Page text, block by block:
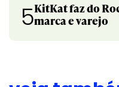
5KitKat faz do
marca e varejo